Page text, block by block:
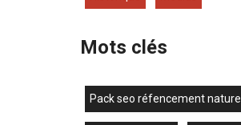
Mots clés
pack seo réfencement naturel